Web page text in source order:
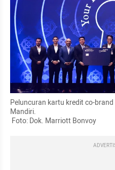
Peluncuran kartu kredit co-
Mandiri.
Foto: Dok. Marriott Bonvoy